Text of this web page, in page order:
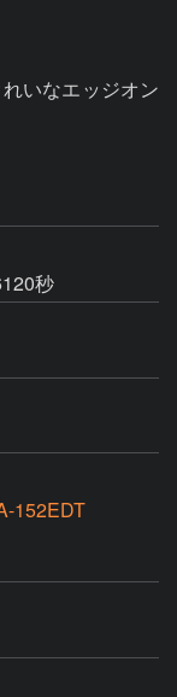
いなエッジオン
秒
152EDT